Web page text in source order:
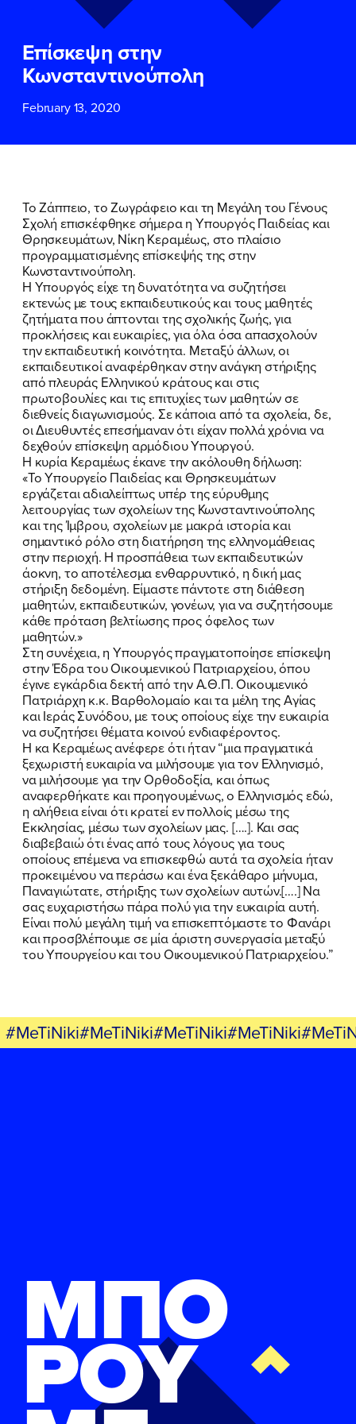
ΠΟΙΑ ΕΙΜΑΙ
ΕΡΓΟ
ΕΚΔΗΛΩΣΕΙΣ
ΝΕΑ
ΕΛΑ ΚΙ ΕΣΥ
FB IN TW YT LN VB TIKTOK
Επίσκεψη στην
Κωνσταντινούπολη
February 13, 2020
Το Ζάππειο, το Ζωγράφειο και τη Μεγάλη του Γένους
Σχολή επισκέφθηκε σήμερα η Υπουργός Παιδείας και
Θρησκευμάτων, Νίκη Κεραμέως, στο πλαίσιο
προγραμματισμένης επίσκεψής της στην
Κωνσταντινούπολη.
Η Υπουργός είχε τη δυνατότητα να συζητήσει
εκτενώς με τους εκπαιδευτικούς και τους μαθητές
ζητήματα που άπτονται της σχολικής ζωής, για
προκλήσεις και ευκαιρίες, για όλα όσα απασχολούν
την εκπαιδευτική κοινότητα. Μεταξύ άλλων, οι
εκπαιδευτικοί αναφέρθηκαν στην ανάγκη στήριξης
από πλευράς Ελληνικού κράτους και στις
πρωτοβουλίες και τις επιτυχίες των μαθητών σε
διεθνείς διαγωνισμούς. Σε κάποια από τα σχολεία, δε,
οι Διευθυντές επεσήμαναν ότι είχαν πολλά χρόνια να
δεχθούν επίσκεψη αρμόδιου Υπουργού.
Η κυρία Κεραμέως έκανε την ακόλουθη δήλωση:
«Το Υπουργείο Παιδείας και Θρησκευμάτων
εργάζεται αδιαλείπτως υπέρ της εύρυθμης
λειτουργίας των σχολείων της Κωνσταντινούπολης
και της Ίμβρου, σχολείων με μακρά ιστορία και
σημαντικό ρόλο στη διατήρηση της ελληνομάθειας
στην περιοχή. Η προσπάθεια των εκπαιδευτικών
άοκνη, το αποτέλεσμα ενθαρρυντικό, η δική μας
στήριξη δεδομένη. Είμαστε πάντοτε στη διάθεση
μαθητών, εκπαιδευτικών, γονέων, για να συζητήσουμε
κάθε πρόταση βελτίωσης προς όφελος των
μαθητών.»
Στη συνέχεια, η Υπουργός πραγματοποίησε επίσκεψη
στην Έδρα του Οικουμενικού Πατριαρχείου, όπου
έγινε εγκάρδια δεκτή από την Α.Θ.Π. Οικουμενικό
Πατριάρχη κ.κ. Βαρθολομαίο και τα μέλη της Αγίας
και Ιεράς Συνόδου, με τους οποίους είχε την ευκαιρία
να συζητήσει θέματα κοινού ενδιαφέροντος.
Η κα Κεραμέως ανέφερε ότι ήταν “μια πραγματικά
ξεχωριστή ευκαιρία να μιλήσουμε για τον Ελληνισμό,
να μιλήσουμε για την Ορθοδοξία, και όπως
αναφερθήκατε και προηγουμένως, ο Ελληνισμός εδώ,
η αλήθεια είναι ότι κρατεί εν πολλοίς μέσω της
Εκκλησίας, μέσω των σχολείων μας. [….]. Και σας
διαβεβαιώ ότι ένας από τους λόγους για τους
οποίους επέμενα να επισκεφθώ αυτά τα σχολεία ήταν
προκειμένου να περάσω και ένα ξεκάθαρο μήνυμα,
Παναγιώτατε, στήριξης των σχολείων αυτών.[….] Να
σας ευχαριστήσω πάρα πολύ για την ευκαιρία αυτή.
Είναι πολύ μεγάλη τιμή να επισκεπτόμαστε το Φανάρι
και προσβλέπουμε σε μία άριστη συνεργασία μεταξύ
του Υπουργείου και του Οικουμενικού Πατριαρχείου.”
ΜΠΟ
ΡΟΥ
ΕΠΙΘΕΤΟ*
ΤΗΛΕΦΩΝΟ*
EMAIL
Δεδομένων
Όρους
Χρήσηςτου δικτυακού τόπου του
Πολιτικού Γραφείου της Βουλευτού
Νίκης Κεραμέως
ΥΠΟΒΟΛΗ
ΕΠΙΘΕΤΟ*
ΤΗΛΕΦΩΝΟ
EMAIL
Δεδομένων
Όρους
Χρήσηςτου δικτυακού τόπου του
Πολιτικού Γραφείου της Βουλευτού
Νίκης Κεραμέως
ΥΠΟΒΟΛΗ